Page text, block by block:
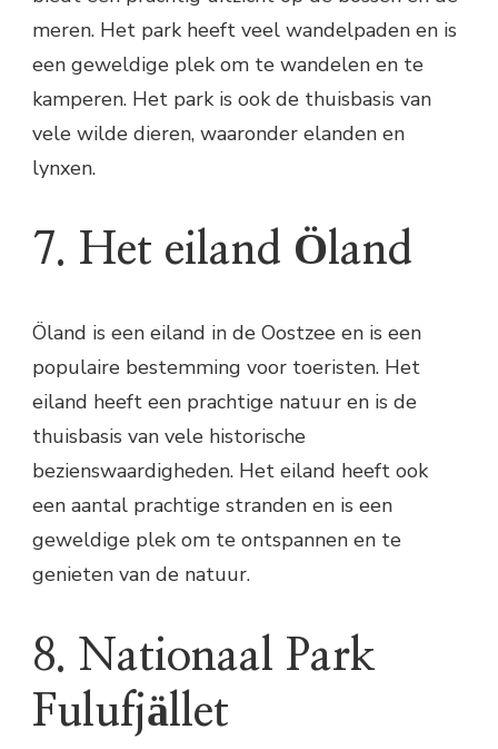
meren. Het park heeft veel wandelpaden en is
een geweldige plek om te wandelen en te
kamperen. Het park is ook de thuisbasis van
vele wilde dieren, waaronder elanden en
lynxen.
7. Het eiland Öland
Öland is een eiland in de Oostzee en is een
populaire bestemming voor toeristen. Het
eiland heeft een prachtige natuur en is de
thuisbasis van vele historische
bezienswaardigheden. Het eiland heeft ook
een aantal prachtige stranden en is een
geweldige plek om te ontspannen en te
genieten van de natuur.
8. Nationaal Park
Fulufjället